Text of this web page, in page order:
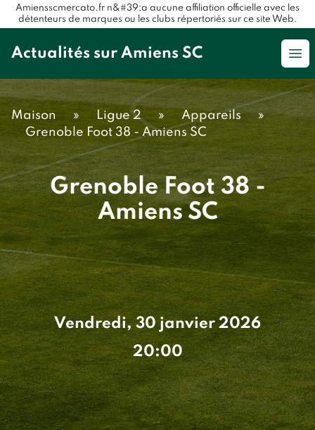
Amiensscmercato.fr n&#39;a aucune affiliation officielle avec les
détenteurs de marques ou les clubs répertoriés sur ce site Web.
Actualités sur Amiens SC
Maison » Ligue 2 » Appareils
»
Grenoble Foot 38 - Amiens SC
Grenoble Foot 38 -
Amiens SC
Vendredi, 30 janvier 2026
20:00